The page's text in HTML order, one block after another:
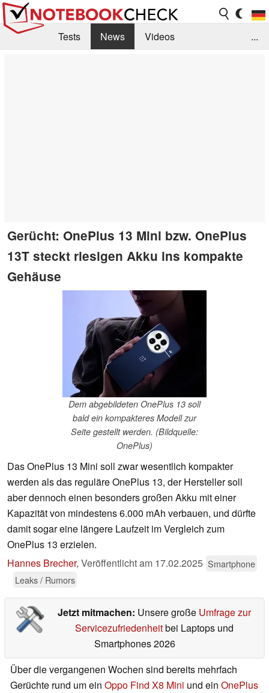
Tests News
Videos
...
Gerücht: OnePlus 13 Mini bzw. OnePlus
13T steckt riesigen Akku ins kompakte
Gehäuse
Dem abgebildeten OnePlus 13 soll
bald ein kompakteres Modell zur
Seite gestellt werden. (Bildquelle:
OnePlus)
Das OnePlus 13 Mini soll zwar wesentlich kompakter
werden als das reguläre OnePlus 13, der Hersteller soll
aber dennoch einen besonders großen Akku mit einer
Kapazität von mindestens 6.000 mAh verbauen, und dürfte
damit sogar eine längere Laufzeit im Vergleich zum
OnePlus 13 erzielen.
Hannes Brecher, Veröffentlicht am 17.02.2025 Smartphone
Leaks / Rumors
Jetzt mitmachen: Unsere große Umfrage zur
Servicezufriedenheitbei Laptops und
Smartphones 2026
Über die vergangenen Wochen sind bereits mehrfach
Gerüchte rund um ein Oppo Find X8 Mini und ein OnePlus